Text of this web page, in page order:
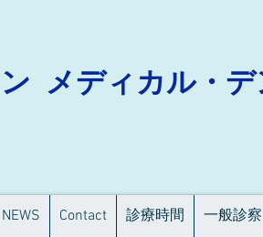
メディカル・
NEWS Contact 診療時間 一般診察